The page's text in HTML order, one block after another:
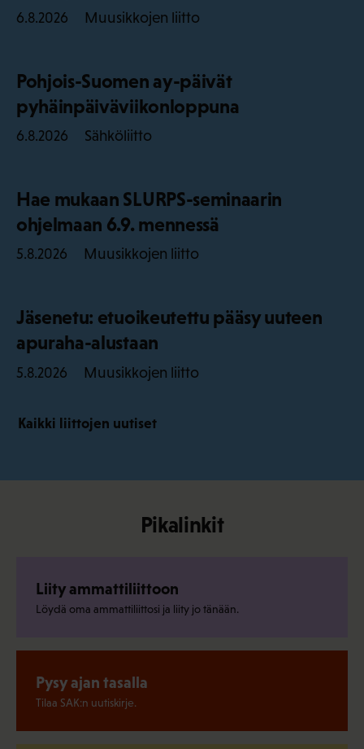
6.8.2026 Muusikkojen liitto
Pohjois-Suomen ay-päivät
pyhäinpäiväviikonloppuna
6.8.2026 Sähköliitto
Hae mukaan SLURPS-seminaarin
ohjelmaan 6.9. mennessä
5.8.2026 Muusikkojen liitto
Jäsenetu: etuoikeutettu pääsy uuteen
apuraha-alustaan
5.8.2026 Muusikkojen liitto
Kaikki liittojen uutiset
Pikalinkit
Liity ammattiliittoon
Löydä oma ammattiliittosi ja liity jo tänään.
Pysy ajan tasalla
Tilaa SAK:n uutiskirje.